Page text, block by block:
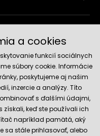
a cookies
funkcií sociálnych
súbory cookie. Informácie
poskytujeme aj našim
inzercie a analýzy. Títo
s ďalšími údajmi,
získali, keď ste používali ich
napríklad pamätá, aký
sa stále prihlasovať, alebo